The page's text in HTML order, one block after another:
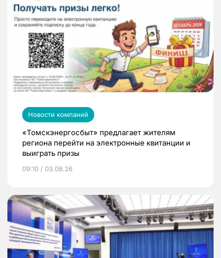
Новости компаний
«Томскэнергосбыт» предлагает жителям
региона перейти на электронные квитанции и
выиграть призы
09:10 / 03.08.26